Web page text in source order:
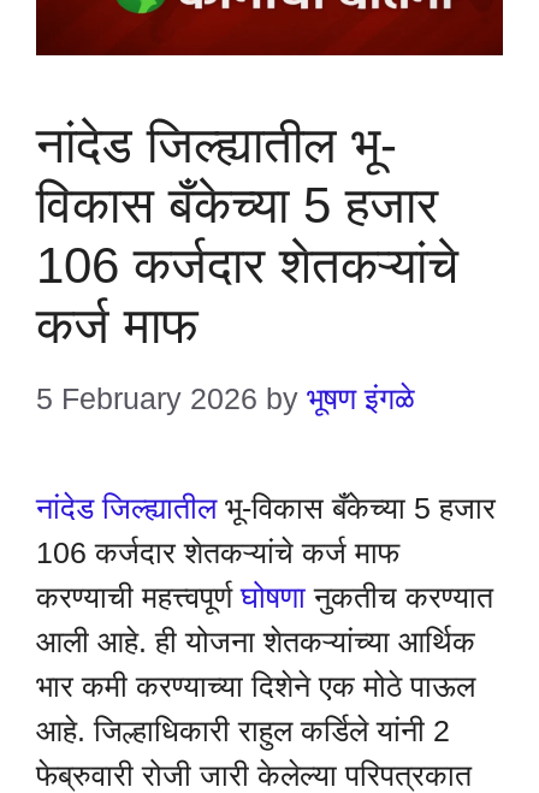
नांदेड जिल्ह्यातील भू-
विकास बँकेच्या 5 हजार
106 कर्जदार शेतकऱ्यांचे
कर्ज माफ
5 February 2026 by भूषण इंगळे
नांदेड जिल्ह्यातीलभू-विकास बँकेच्या 5 हजार
106 कर्जदार शेतकऱ्यांचे कर्ज माफ
करण्याची महत्त्वपूर्णघोषणा नुकतीच करण्यात
आली आहे. ही योजना शेतकऱ्यांच्या आर्थिक
भार कमी करण्याच्या दिशेने एक मोठे पाऊल
आहे. जिल्हाधिकारी राहुल कर्डिले यांनी 2
फेब्रुवारी रोजी जारी केलेल्या परिपत्रकात